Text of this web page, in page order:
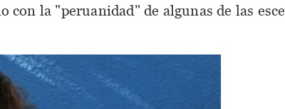
con la "peruanidad" de algunas de las